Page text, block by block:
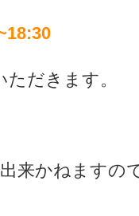
だきます。
来かねますの